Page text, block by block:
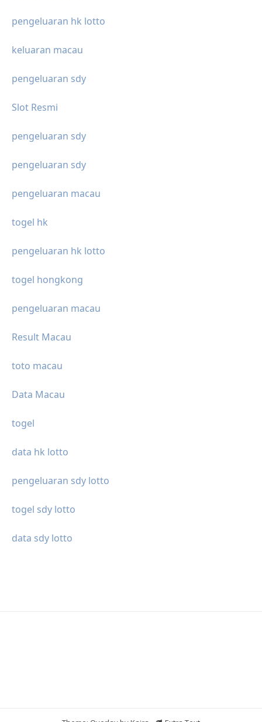
pengeluaran hk lotto
keluaran macau
pengeluaran sdy
Slot Resmi
pengeluaran sdy
pengeluaran sdy
pengeluaran macau
togel hk
pengeluaran hk lotto
togel hongkong
pengeluaran macau
Result Macau
toto macau
Data Macau
togel
data hk lotto
pengeluaran sdy lotto
togel sdy lotto
data sdy lotto